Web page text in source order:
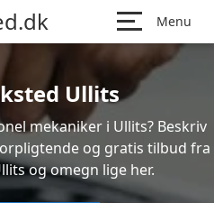
Menu
Ullits
mekaniker i Ullits? Beskriv
og gratis tilbud fra
og omegn lige her.